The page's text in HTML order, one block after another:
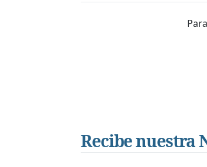
Recibe nuestra